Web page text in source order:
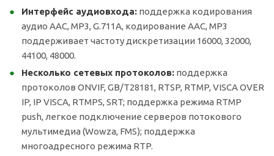
Интерфейс аудиовхода: поддержка кодирования
аудио AAC, MP3, G.711A, кодирование AAC, MP3
поддерживает частоту дискретизации 16000, 32000,
44100, 48000.
Несколько сетевых протоколов: поддержка
протоколов ONVIF, GB/T28181, RTSP, RTMP, VISCA OVER
IP, IP VISCA, RTMPS, SRT; поддержка режима RTMP
push, легкое подключение серверов потокового
мультимедиа (Wowza, FMS); поддержка
многоадресного режима RTP.